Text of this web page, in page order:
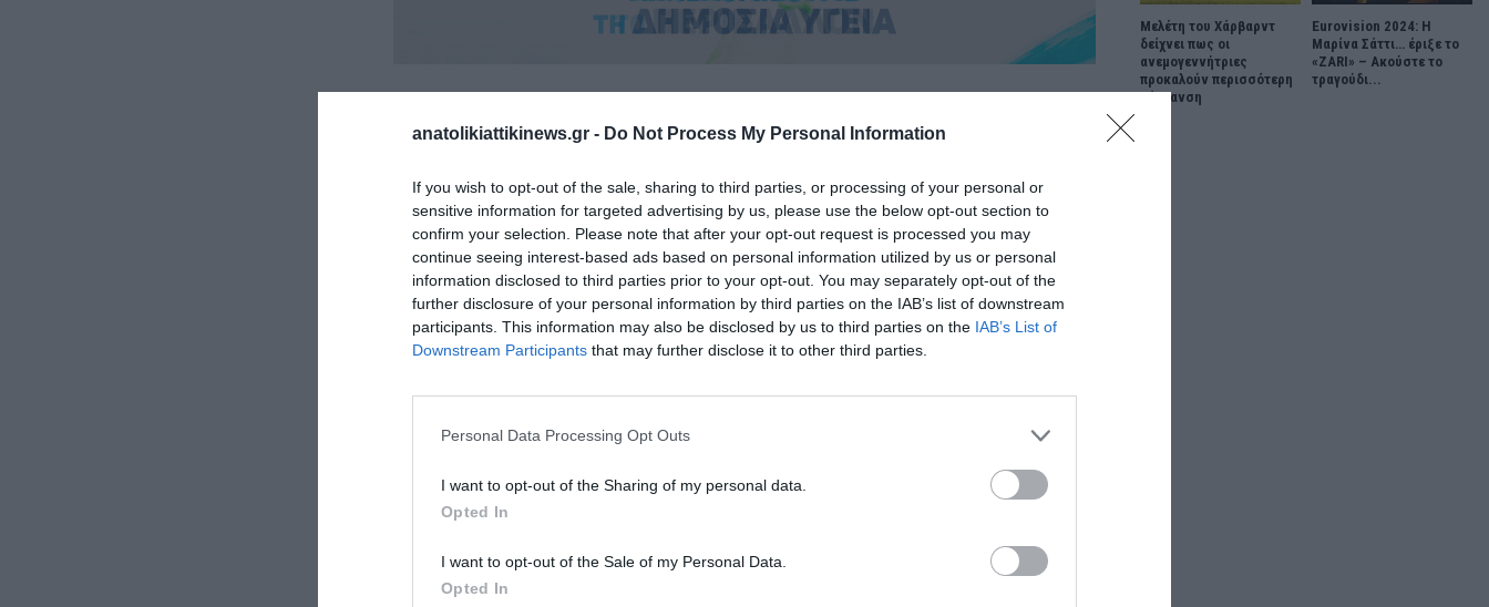
anatolikiattikinews.gr - Do Not Process My Personal Information
If you wish to opt-out of the sale, sharing to third parties, or processing of your personal or
sensitive information for targeted advertising by us, please use the below opt-out section to
confirm your selection. Please note that after your opt-out request is processed you may
continue seeing interest-based ads based on personal information utilized by us or personal
information disclosed to third parties prior to your opt-out. You may separately opt-out of the
further disclosure of your personal information by third parties on the IAB’s list of downstream
participants. This information may also be disclosed by us to third parties on the IAB’s List of
Downstream Participants that may further disclose it to other third parties.
Personal Data Processing Opt Outs
I want to opt-out of the Sharing of my personal data.
Opted In
I want to opt-out of the Sale of my Personal Data.
Opted In
Ένα τροχαίο ατύχημα σημειώθηκε νωρίτερα το πρωί στη Λεοφωρο Λαυρίου στο ύψος των
Όπως μετέδωσε το open, το αυτοκίνητο ΙΧ εξετράπη της πορείας του και αναποδογύρισε στη
δεξιά μεριά του δρόμου.
Αμέσως στο σημείο έσπευσε η αστυνομία και ασθενοφόρο του ΕΚΑΒ, ενώ ο οδηγός φαίνεται
να είναι καλά στην υγεία του και να μην έχει τραυματιστεί σοβαρά.
Μελέτη του Χάρβαρντ
δείχνει πως οι
ανεμογεννήτριες
προκαλούν περισσότερη
θέρμανση
Eurovision 2024: Η
Μαρίνα Σάττι… έριξε το
«ZARI» – Ακούστε το
τραγούδι...